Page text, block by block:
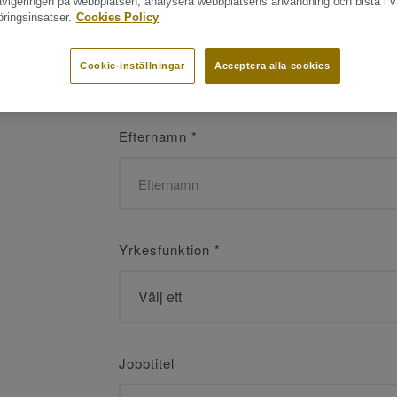
Namn
Efternamn *
Yrkesfunktion *
Jobbtitel
Cookies Policy
Acceptera alla cookies
Cookie-inställningar